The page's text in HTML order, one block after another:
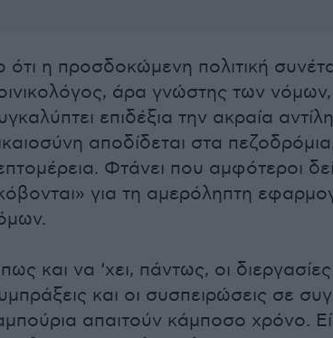
ότι η προσδοκώμενη πολιτική
άρα γνώστης των νόμων,
επιδέξια την ακραία
αποδίδεται στα
Φτάνει που αμφότεροι
για τη αμερόληπτη
και να ‘χει, πάντως, οι
και οι συσπειρώσεις σε
απαιτούν κάμποσο χρόνο.